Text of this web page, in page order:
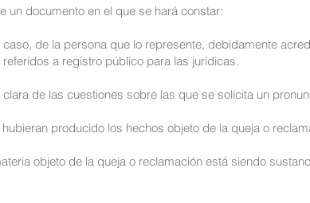
un documento en el que se hará constar:
de la persona que lo represente, debidamente
a registro público para las jurídicas.
de las cuestiones sobre las que se solicita un
producido los hechos objeto de la queja o
objeto de la queja o reclamación está siendo